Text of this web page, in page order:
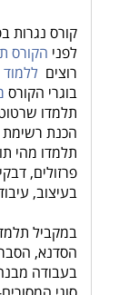
קורס נגרות
לפני הקורס
רוציםללמוד
בוגרי הקורס
תלמדו
הכנת רשימת
תלמדו מהי
פרזולים,
בעיצוב,
במקביל
הסדנא, הסבר
בעבודה